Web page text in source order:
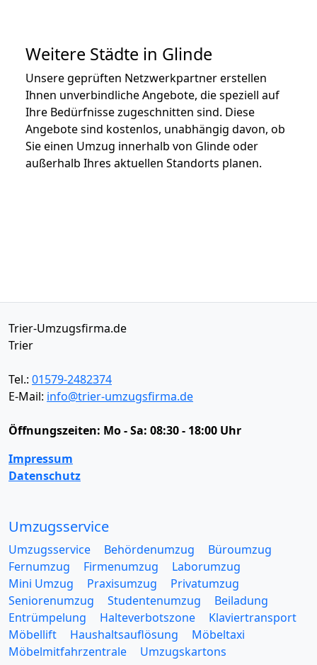
Weitere Städte in Glinde
Unsere geprüften Netzwerkpartner erstellen
Ihnen unverbindliche Angebote, die speziell auf
Ihre Bedürfnisse zugeschnitten sind. Diese
Angebote sind kostenlos, unabhängig davon, ob
Sie einen Umzug innerhalb von Glinde oder
außerhalb Ihres aktuellen Standorts planen.
Trier-Umzugsfirma.de
Trier
Tel.: 01579-2482374
E-Mail: info@trier-umzugsfirma.de
Öffnungszeiten: Mo - Sa: 08:30 - 18:00 Uhr
Impressum
Datenschutz
Umzugsservice
Umzugsservice Behördenumzug
Büroumzug
Fernumzug
Firmenumzug
Laborumzug
Mini Umzug
Praxisumzug
Privatumzug
Seniorenumzug
Studentenumzug
Beiladung
Entrümpelung
Halteverbotszone
Klaviertransport
Möbellift
Haushaltsauflösung
Möbeltaxi
Möbelmitfahrzentrale
Umzugskartons